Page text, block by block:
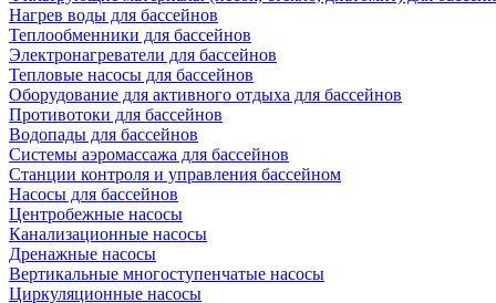
Нагрев воды для бассейнов
Теплообменники для бассейнов
Электронагреватели для бассейнов
Тепловые насосы для бассейнов
Оборудование для активного отдыха для бассейнов
Противотоки для бассейнов
Водопады для бассейнов
Системы аэромассажа для бассейнов
Станции контроля и управления бассейном
Насосы для бассейнов
Центробежные насосы
Канализационные насосы
Дренажные насосы
Вертикальные многоступенчатые насосы
Циркуляционные насосы